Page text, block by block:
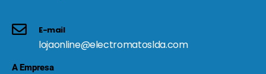
E-mail
lojaonline@electromatoslda.com
A Empresa